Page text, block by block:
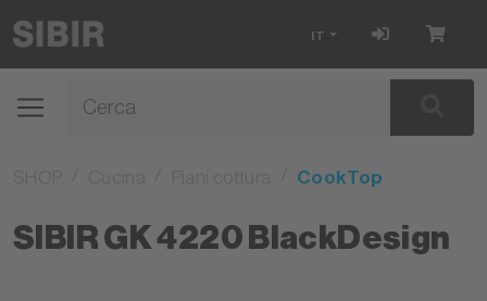
IT
CookTop
SIBIR GK 4220 BlackDesign